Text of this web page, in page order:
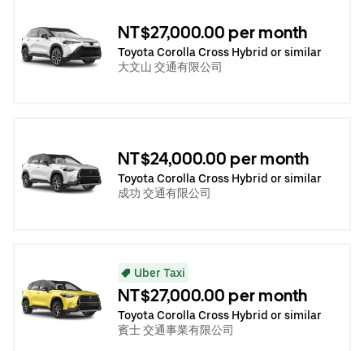
NT$27,000.00 per month
Toyota Corolla Cross Hybrid or similar
大文山 交通有限公司
NT$24,000.00 per month
Toyota Corolla Cross Hybrid or similar
成功 交通有限公司
Uber Taxi
NT$27,000.00 per month
Toyota Corolla Cross Hybrid or similar
賓士 交通事業有限公司